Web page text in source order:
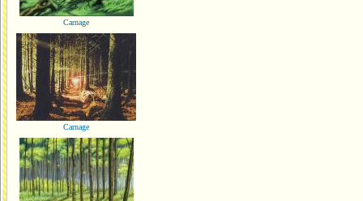
Carnage
Carnage